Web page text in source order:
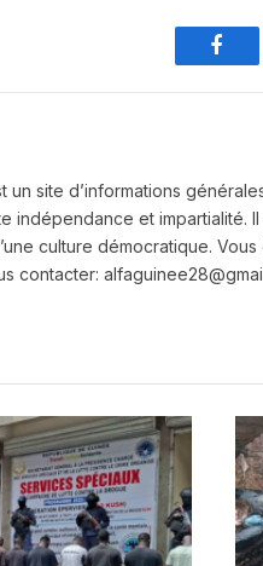
un site d’informations
indépendance et impartialité.
culture démocratique.
contacter: